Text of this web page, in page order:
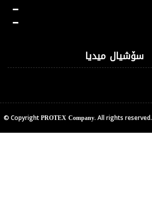
سۆشیال میدیا
© CopyrightPROTEX Company. All rights reserved.